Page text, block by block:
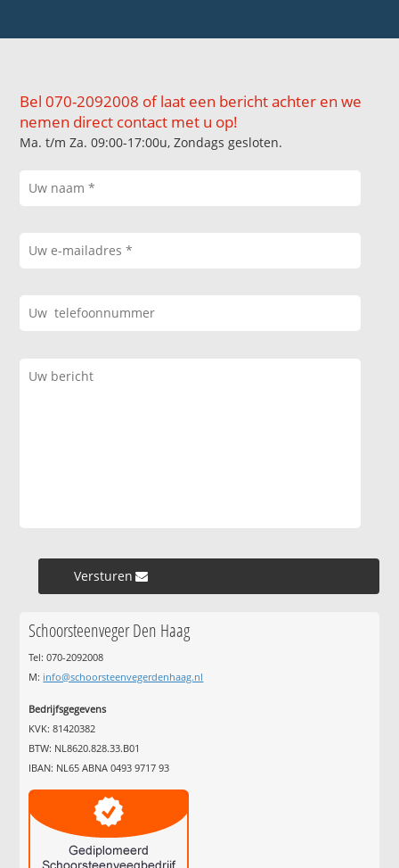
Bel 070-2092008 of laat een bericht achter en we
nemen direct contact met u op!
Ma. t/m Za. 09:00-17:00u, Zondags gesloten.
Versturen »
Schoorsteenveger Den Haag
Tel: 070-2092008
M: info@schoorsteenvegerdenhaag.nl
Bedrijfsgegevens
KVK: 81420382
BTW: NL8620.828.33.B01
IBAN: NL65 ABNA 0493 9717 93